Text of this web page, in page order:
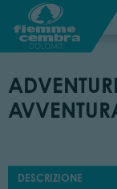
DESCRIZIONE